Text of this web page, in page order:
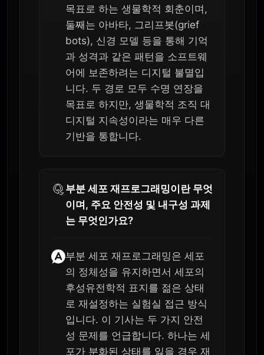
목표로 하는 생물학적 회춘이며,
둘째는 아바타, 그리프봇(grief
bots), 신경 모델 등을 통해 기억
과 성격과 같은 패턴을 소프트웨
어에 보존하려는 디지털 불멸입
니다. 두 경로 모두 수명 연장을
목표로 하지만, 생물학적 조직 대
디지털 지속성이라는 매우 다른
기반을 통합니다.
부분 세포 재프로그래밍이란 무엇
이며, 주요 안전성 및 내구성 과제
는 무엇인가요?
부분 세포 재프로그래밍은 세포
의 정체성을 유지하면서 세포의
후성유전학적 표지를 젊은 상태
로 재설정하는 실험실 접근 방식
입니다. 이 기사는 두 가지 안전
성 문제를 언급합니다. 하나는 세
포가 분화된 상태를 잃을 경우 재